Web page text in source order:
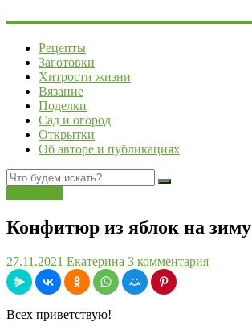
Рецепты
Заготовки
Хитрости жизни
Вязание
Поделки
Сад и огород
Открытки
Об авторе и публикациях
Конфитюр из яблок на зиму
27.11.2021 Екатерина 3 комментария
Всех приветствую!